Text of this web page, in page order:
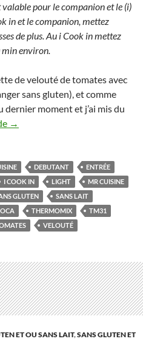
valable pour le companion et le (i)
in et le companion, mettez
de plus. Au i Cook in mettez
min environ.
de velouté de tomates avec
sans gluten), et comme
dernier moment et j’ai mis du
Velouté de tomates au tapioca
→
DEBUTANT
ENTRÉE
I COOK IN LIGHT
MR CUISINE
GLUTEN
SANS LAIT
THERMOMIX
TM31
VELOUTÉ
ET OU SANS LAIT,SANS GLUTEN ET